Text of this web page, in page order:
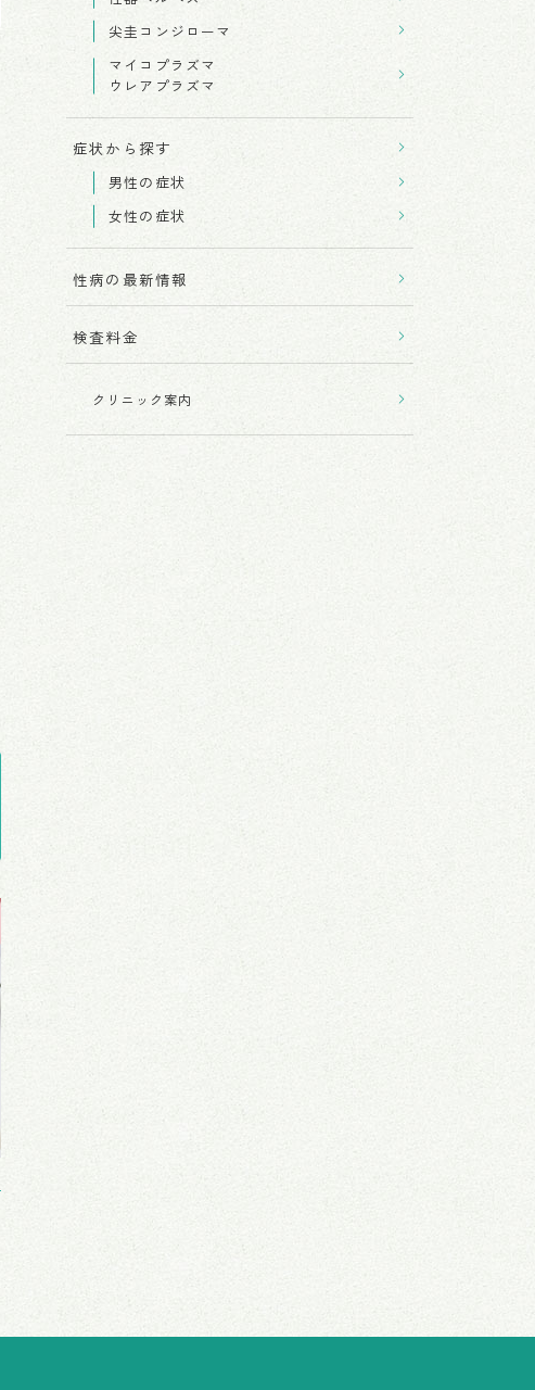
尖圭コンジローマ
マイコプラズマ
ウレアプラズマ
症状から探す
男性の症状
女性の症状
性病の最新情報
検査料金
クリニック案内